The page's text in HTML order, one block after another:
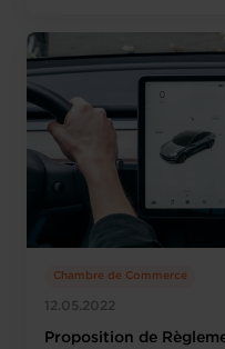
12.05.2022
Chambre de Commerce
Proposition de